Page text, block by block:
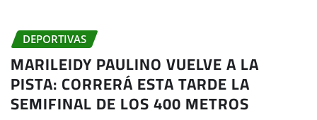
DEPORTIVAS
MARILEIDY PAULINO VUELVE A LA
PISTA: CORRERÁ ESTA TARDE LA
SEMIFINAL DE LOS 400 METROS